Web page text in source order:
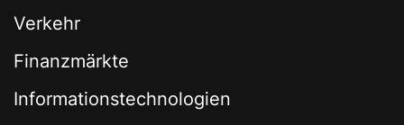
Verkehr
Finanzmärkte
Informationstechnologien